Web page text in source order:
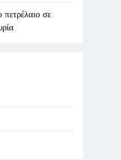
πετρέλαιο σε